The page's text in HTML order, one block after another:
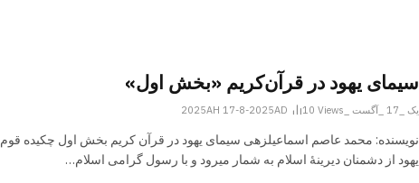
سیمای یهود در قرآن‌کریم «بخش اول»
یک _17 _آگست _2025AH 17-8-2025AD 10Views
نویسنده: محمد عاصم اسماعیل­زهی سیمای یهود در قرآن کریم بخش اول چکیده قوم
یهود از دشمنان دیرینۀ اسلام به شمار می­رود و با رسول گرامی اسلام…